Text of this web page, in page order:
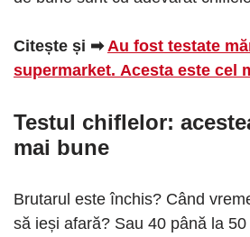
Citește și ➡ Au fost testate
supermarket. Acesta este cel
Testul chiflelor:
mai bune
Brutarul este închis? Când
să ieși afară? Sau 40 până la